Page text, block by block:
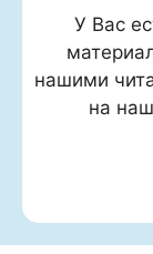
У Вас
нашими
на